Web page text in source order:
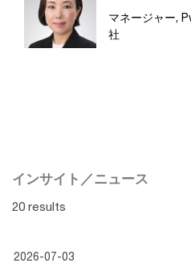
マネージャー,
社
インサイト／ニュース
20 results
2026-07-03